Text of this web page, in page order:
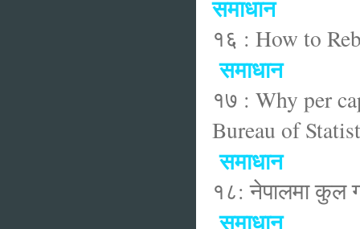
समाधान
१६ : How to
समाधान
१७ : Why per
Bureau of
समाधान
१८: नेपालमा कुल
समाधान